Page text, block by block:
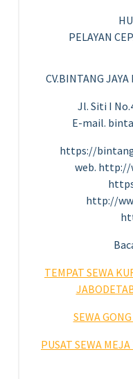
PELAYAN
CV.BINTANG
Jl. Siti I
E-mail.
https://
web. http://
http://
TEMPAT SEWA
SEWA
PUSAT SEWA